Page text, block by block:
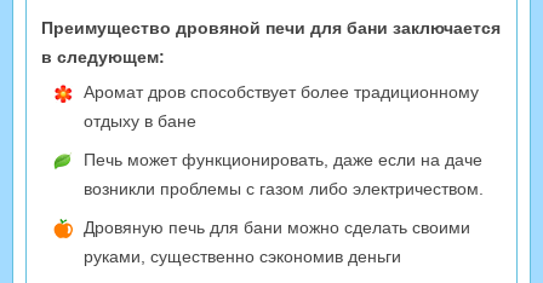
Преимущество дровяной печи для бани заключается
в следующем:
Аромат дров способствует более традиционному
отдыху в бане
Печь может функционировать, даже если на даче
возникли проблемы с газом либо электричеством.
Дровяную печь для бани можно сделать своими
руками, существенно сэкономив деньги